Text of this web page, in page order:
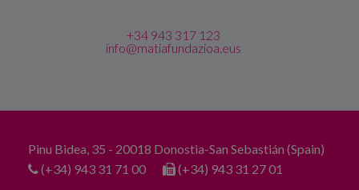
+34 943 317 123
info@matiafundazioa.eus
Pinu Bidea, 35 - 20018 Donostia-San Sebastián (Spain)
(+34) 943 31 71 00
(+34) 943 31 27 01